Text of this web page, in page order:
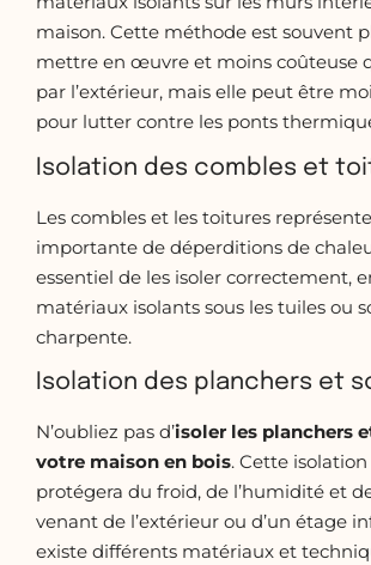
maison. Cette méthode est souvent
mettre en œuvre et moins coûteuse
par l’extérieur, mais elle peut être
pour lutter contre les ponts
Isolation des combles et
Les combles et les toitures
importante de déperditions de
essentiel de les isoler correctement,
matériaux isolants sous les tuiles ou
charpente.
Isolation des planchers et
N’oubliez pas d’isoler les planchers
votre maison en bois. Cette isolation
protégera du froid, de l’humidité et
venant de l’extérieur ou d’un étage
existe différents matériaux et